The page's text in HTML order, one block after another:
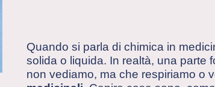
Quando si parla di chimica in
solida o liquida. In realtà, una parte
non vediamo, ma che respiriamo o